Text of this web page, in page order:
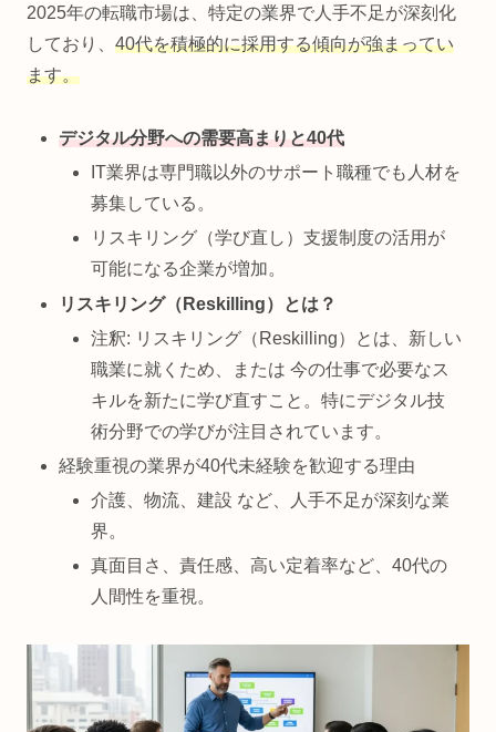
2025年の転職市場は、特定の業界で人手不足が深刻化
しており、 40代を積極的に採用する傾向が強まってい
ます。
デジタル分野への需要高まりと40代
IT業界は専門職以外のサポート職種でも人材を
募集している。
リスキリング（学び直し）支援制度の活用が
可能になる企業が増加。
リスキリング（Reskilling）とは？
注釈: リスキリング（Reskilling）とは、新しい
職業に就くため、または 今の仕事で必要なス
キルを新たに学び直すこと。特にデジタル技
術分野での学びが注目されています。
経験重視の業界が40代未経験を歓迎する理由
介護、物流、建設 など、人手不足が深刻な業
界。
真面目さ、責任感、高い定着率など、40代の
人間性を重視。